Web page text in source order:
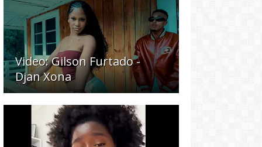
Video: Gilson Furtado -
Djan Xona